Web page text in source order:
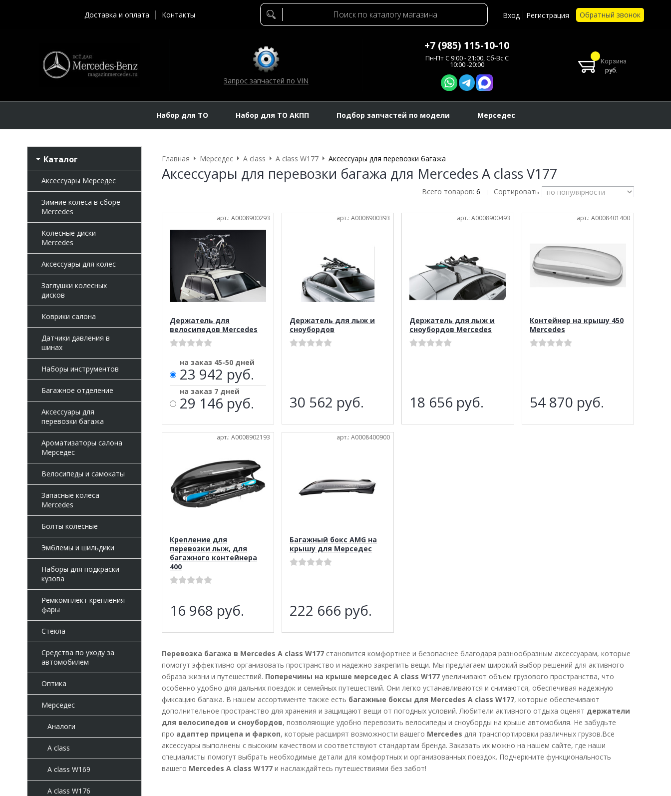
Доставка и оплата Контакты Вход Регистрация Обратный звонок
Запрос запчастей по VIN
+7 (985) 115-10-10
Пн-Пт C 9:00 - 21:00, Сб-Вс С
10:00 -20:00
Корзина
руб.
Набор для ТО Набор для ТО АКПП Подбор запчастей по модели Мерседес
Каталог
Аксессуары Мерседес
Зимние колеса в сборе
Mercedes
Колесные диски
Mercedes
Аксессуары для колес
Заглушки колесных
дисков
Коврики салона
Датчики давления в
шинах
Наборы инструментов
Багажное отделение
Аксессуары для
перевозки багажа
Ароматизаторы салона
Мерседес
Велосипеды и самокаты
Запасные колеса
Mercedes
Болты колесные
Эмблемы и шильдики
Наборы для подкраски
кузова
Ремкомплект крепления
фары
Стекла
Средства по уходу за
автомобилем
Оптика
Мерседес
Аналоги
A class
A class W169
A class W176
Главная Мерседес A class A class W177 Аксессуары для перевозки багажа
Аксессуары для перевозки багажа для Mercedes A class V177
Всего товаров: 6 | Сортировать
арт.: A0008900293
Держатель для
велосипедов Mercedes
на заказ 45-50 дней
23 942 руб.
на заказ 7 дней
29 146 руб.
арт.: A0008900393
Держатель для лыж и
сноубордов
30 562 руб.
арт.: A0008900493
Держатель для лыж и
сноубордов Mercedes
18 656 руб.
арт.: A0008401400
Контейнер на крышу 450
Mercedes
54 870 руб.
арт.: A0008902193
Крепление для
перевозки лыж, для
багажного контейнера
400
16 968 руб.
арт.: A0008400900
Багажный бокс AMG на
крышу для Мерседес
222 666 руб.
Перевозка багажа в Mercedes A class W177 становится комфортнее и безопаснее благодаря разнообразным аксессуарам, которые
помогут эффективно организовать пространство и надежно закрепить вещи. Мы предлагаем широкий выбор решений для активного
образа жизни и путешествий. Поперечины на крыше мерседес A class W177увеличивают объем грузового пространства, что
особенно удобно для дальних поездок и семейных путешествий. Они легко устанавливаются и снимаются, обеспечивая надежную
фиксацию багажа. В нашем ассортименте также есть багажные боксы для Mercedes A class W177, которые обеспечивают
дополнительное пространство для хранения и защищают вещи от погодных условий. Любители активного отдыха оценят держатели
для велосипедов и сноубордов, позволяющие удобно перевозить велосипеды и сноуборды на крыше автомобиля. Не забудьте
про адаптер прицепа и фаркоп, которые расширят возможности вашего Mercedes для транспортировки различных грузов.Все
аксессуары выполнены с высоким качеством и соответствуют стандартам бренда. Заказать их можно на нашем сайте, где наши
специалисты помогут выбрать необходимые детали для комфортных и организованных поездок. Подчеркните функциональность
вашего Mercedes A class W177 и наслаждайтесь путешествиями без забот!